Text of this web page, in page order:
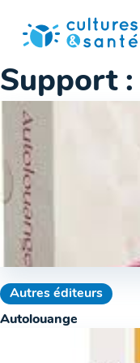
contenu
Support :
Autres éditeurs
Autolouange